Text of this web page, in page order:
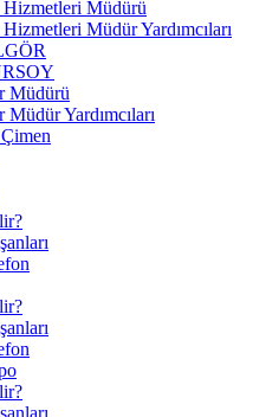
Müdürü
Müdür Yardımcıları
Müdürü
Yardımcıları